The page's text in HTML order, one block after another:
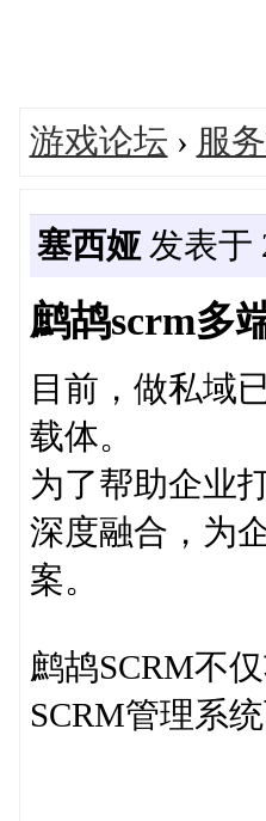
游戏论坛 › 服
塞西娅发表于
鹧鸪scrm多
目前，做私域
载体。
为了帮助企业
深度融合，为
案。
鹧鸪SCRM不
SCRM管理系